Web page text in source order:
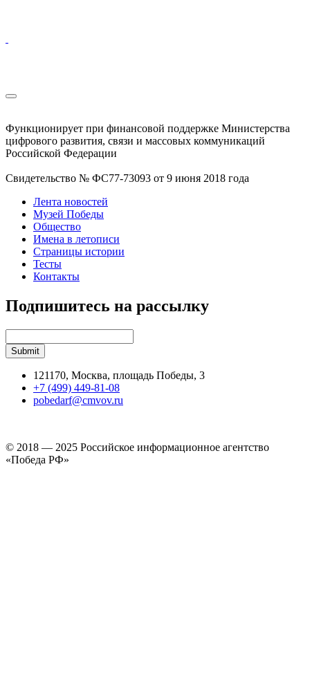
Функционирует при финансовой поддержке Министерства
цифрового развития, связи и массовых коммуникаций
Российской Федерации
Свидетельство № ФС77-73093 от 9 июня 2018 года
Лента новостей
Музей Победы
Общество
Имена в летописи
Страницы истории
Тесты
Контакты
Подпишитесь на рассылку
121170, Москва, площадь Победы, 3
+7 (499) 449-81-08
pobedarf@cmvov.ru
© 2018 — 2025 Российское информационное агентство
«Победа РФ»